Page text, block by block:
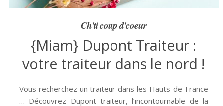
Ch'ti coup d'coeur
{Miam} Dupont Traiteur :
votre traiteur dans le nord !
Vous recherchez un traiteur dans les Hauts-de-France
… Découvrez Dupont traiteur, l’incontournable de la